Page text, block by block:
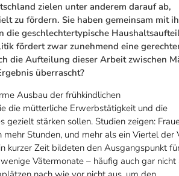
zielen unter anderem darauf ab,
zu fördern. Sie haben gemeinsam mit
die geschlechtertypische
fördert zwar zunehmend eine
die Aufteilung dieser Arbeit zwischen
überrascht?
Ausbau der frühkindlichen
die mütterliche Erwerbstätigkeit und die
stärken sollen. Studien zeigen:
Stunden, und mehr als ein Viertel der
kurzer Zeit bildeten den Ausgangspunkt
Vätermonate – häufig auch gar nicht